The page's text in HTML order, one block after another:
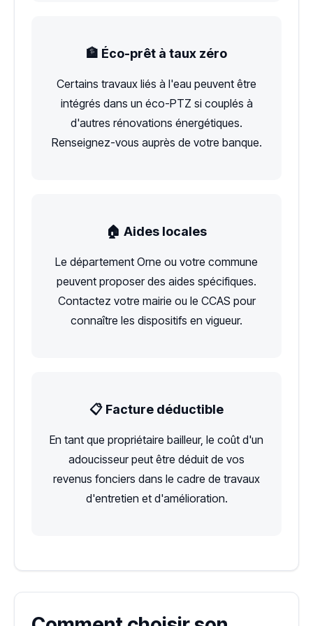
🏦 Éco-prêt à taux zéro
Certains travaux liés à l'eau peuvent être
intégrés dans un éco-PTZ si couplés à
d'autres rénovations énergétiques.
Renseignez-vous auprès de votre banque.
🏠 Aides locales
Le département Orne ou votre commune
peuvent proposer des aides spécifiques.
Contactez votre mairie ou le CCAS pour
connaître les dispositifs en vigueur.
📋 Facture déductible
En tant que propriétaire bailleur, le coût d'un
adoucisseur peut être déduit de vos
revenus fonciers dans le cadre de travaux
d'entretien et d'amélioration.